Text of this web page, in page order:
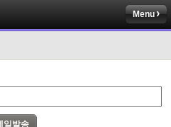
Menu